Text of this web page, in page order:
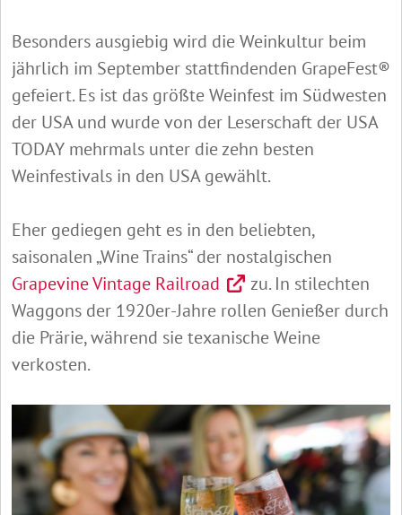
Besonders ausgiebig wird die Weinkultur beim
jährlich im September stattfindenden GrapeFest®
gefeiert. Es ist das größte Weinfest im Südwesten
der USA und wurde von der Leserschaft der USA
TODAY mehrmals unter die zehn besten
Weinfestivals in den USA gewählt.
Eher gediegen geht es in den beliebten,
saisonalen „Wine Trains“ der nostalgischen
Grapevine Vintage Railroad
zu. In stilechten
Waggons der 1920er-Jahre rollen Genießer durch
die Prärie, während sie texanische Weine
verkosten.